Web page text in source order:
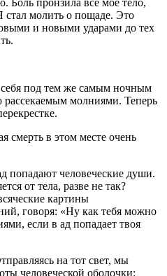
Боль пронзила все мое тело,
стал молить о пощаде. Это
и новыми ударами до тех
себя под тем же самым ночным
молниями. Теперь
смерть в этом месте очень
попадают человеческие души.
от тела, разве не так?
картины
говоря: «Ну как тебя можно
если в ад попадает твоя
на тот свет, мы
человеческой оболочки: